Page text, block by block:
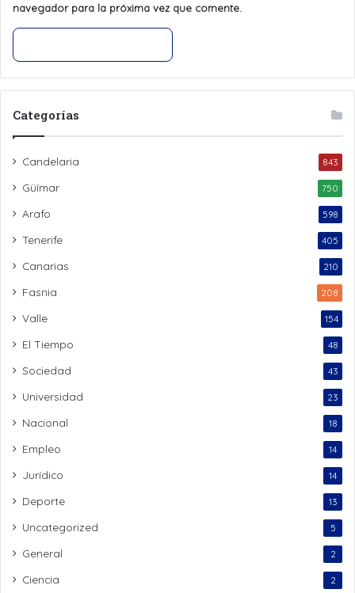
navegador para la próxima vez que comente.
Categorías
Candelaria 843
Güímar 750
Arafo 598
Tenerife 405
Canarias 210
Fasnia 208
Valle 154
El Tiempo 48
Sociedad 43
Universidad 23
Nacional 18
Empleo 14
Jurídico 14
Deporte 13
Uncategorized 5
General 2
Ciencia 2